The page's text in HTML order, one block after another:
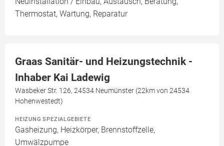
Thermostat, Wartung, Reparatur
Graas Sanitär- und Heizungstechnik -
Inhaber Kai Ladewig
Wasbeker Str. 126, 24534 Neumünster (22km von 24534
Hohenwestedt)
HEIZUNG SPEZIALGEBIETE
Gasheizung, Heizkörper, Brennstoffzelle,
Umwälzpumpe